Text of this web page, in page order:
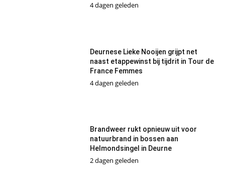
4 dagen geleden
Deurnese Lieke Nooijen grijpt net
naast etappewinst bij tijdrit in Tour de
France Femmes
4 dagen geleden
Brandweer rukt opnieuw uit voor
natuurbrand in bossen aan
Helmondsingel in Deurne
2 dagen geleden